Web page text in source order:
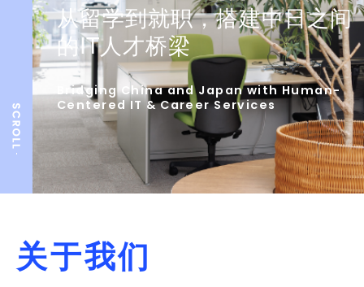
从留学到就职，搭建中日之间
的IT人才桥梁
Bridging China and Japan with Human-
Centered IT & Career Services
关于我们